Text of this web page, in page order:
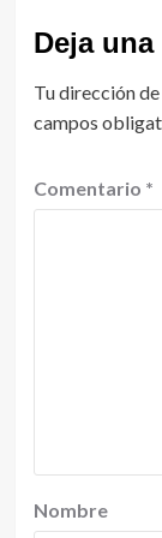
Deja
Tu dirección
campos
Comentario *
Nombre